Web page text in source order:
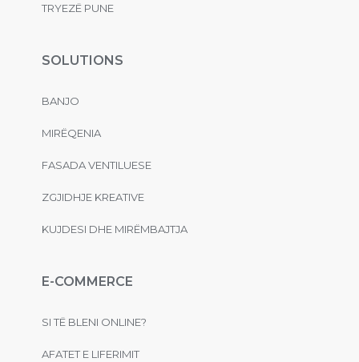
TRYEZË PUNE
SOLUTIONS
BANJO
MIRËQENIA
FASADA VENTILUESE
ZGJIDHJE KREATIVE
KUJDESI DHE MIRËMBAJTJA
E-COMMERCE
SI TË BLENI ONLINE?
AFATET E LIFERIMIT